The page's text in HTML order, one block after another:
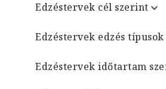
Edzéstervek cél szerint
Edzéstervek edzés
Edzéstervek időtartam